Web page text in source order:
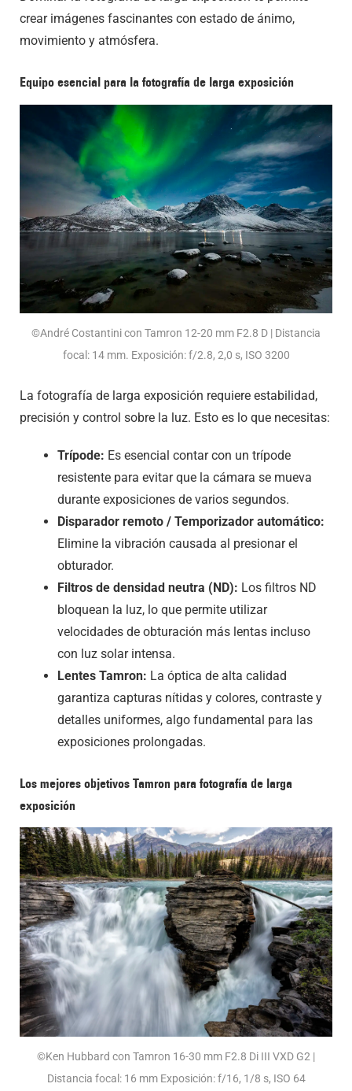
crear imágenes fascinantes con estado de ánimo,
movimiento y atmósfera.
Equipo esencial para la fotografía de larga exposición
©André Costantini con Tamron 12-20 mm F2.8 D | Distancia
focal: 14 mm. Exposición: f/2.8, 2,0 s, ISO 3200
La fotografía de larga exposición requiere estabilidad,
precisión y control sobre la luz. Esto es lo que necesitas:
Trípode: Es esencial contar con un trípode
resistente para evitar que la cámara se mueva
durante exposiciones de varios segundos.
Disparador remoto / Temporizador automático:
Elimine la vibración causada al presionar el
obturador.
Filtros de densidad neutra (ND): Los filtros ND
bloquean la luz, lo que permite utilizar
velocidades de obturación más lentas incluso
con luz solar intensa.
Lentes Tamron: La óptica de alta calidad
garantiza capturas nítidas y colores, contraste y
detalles uniformes, algo fundamental para las
exposiciones prolongadas.
Los mejores objetivos Tamron para fotografía de larga
exposición
©Ken Hubbard con Tamron 16-30 mm F2.8 Di III VXD G2 |
Distancia focal: 16 mm Exposición: f/16, 1/8 s, ISO 64